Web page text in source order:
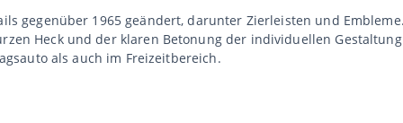
gegenüber 1965 geändert, darunter Zierleisten und
Heck und der klaren Betonung der individuellen
als auch im Freizeitbereich.